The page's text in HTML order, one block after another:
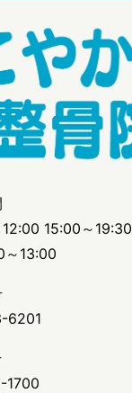
15:00～19:30
～13:00
6201
1700